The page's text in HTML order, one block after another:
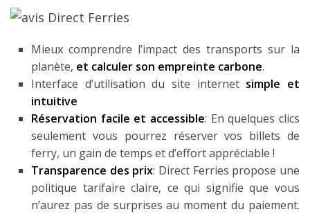
Mieux comprendre l’impact des transports sur la
planète, et calculer son empreinte carbone.
Interface d’utilisation du site internet simple et
intuitive
Réservation facile et accessible: En quelques clics
seulement vous pourrez réserver vos billets de
ferry, un gain de temps et d’effort appréciable !
Transparence des prix: Direct Ferries propose une
politique tarifaire claire, ce qui signifie que vous
n’aurez pas de surprises au moment du paiement.